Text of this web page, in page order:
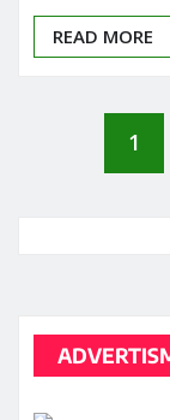
READ MORE
Posts
1